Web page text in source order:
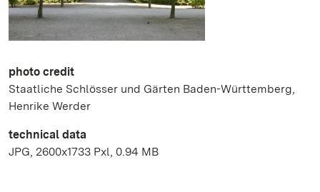
photo credit
Staatliche Schlösser und Gärten Baden-Württemberg,
Henrike Werder
technical data
JPG, 2600x1733 Pxl, 0.94 MB